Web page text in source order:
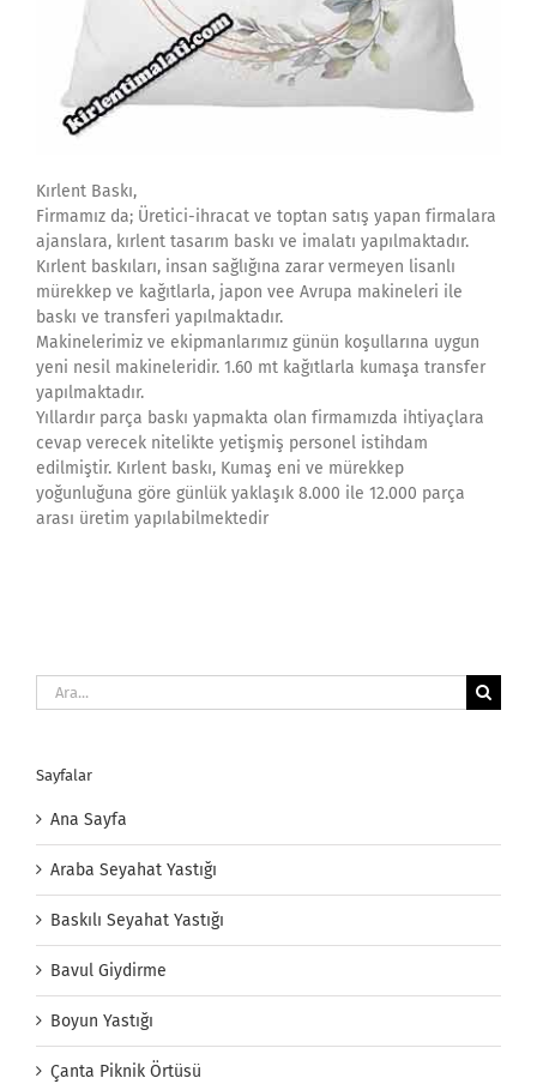
Kırlent Baskı,
Firmamız da; Üretici-ihracat ve toptan satış yapan firmalara
ajanslara, kırlent tasarım baskı ve imalatı yapılmaktadır.
Kırlent baskıları, insan sağlığına zarar vermeyen lisanlı
mürekkep ve kağıtlarla, japon vee Avrupa makineleri ile
baskı ve transferi yapılmaktadır.
Makinelerimiz ve ekipmanlarımız günün koşullarına uygun
yeni nesil makineleridir. 1.60 mt kağıtlarla kumaşa transfer
yapılmaktadır.
Yıllardır parça baskı yapmakta olan firmamızda ihtiyaçlara
cevap verecek nitelikte yetişmiş personel istihdam
edilmiştir. Kırlent baskı, Kumaş eni ve mürekkep
yoğunluğuna göre günlük yaklaşık 8.000 ile 12.000 parça
arası üretim yapılabilmektedir
Ara:
Sayfalar
Ana Sayfa
Araba Seyahat Yastığı
Baskılı Seyahat Yastığı
Bavul Giydirme
Boyun Yastığı
Çanta Piknik Örtüsü